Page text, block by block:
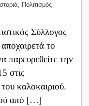
Πολιτισμός
Σύλλογος
το
παρευρεθείτε την
στις
καλοκαιριού.
από […]